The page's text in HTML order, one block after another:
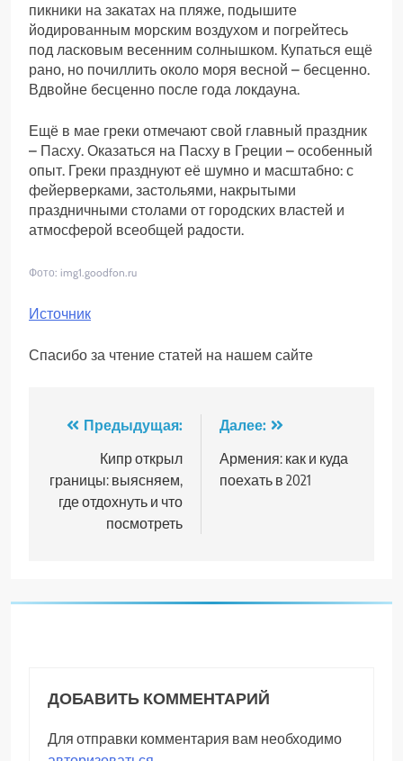
пикники на закатах на пляже, подышите
йодированным морским воздухом и погрейтесь
под ласковым весенним солнышком. Купаться ещё
рано, но почиллить около моря весной – бесценно.
Вдвойне бесценно после года локдауна.
Ещё в мае греки отмечают свой главный праздник
– Пасху. Оказаться на Пасху в Греции – особенный
опыт. Греки празднуют её шумно и масштабно: с
фейерверками, застольями, накрытыми
праздничными столами от городских властей и
атмосферой всеобщей радости.
Фото: img1.goodfon.ru
Источник
Спасибо за чтение статей на нашем сайте
Навигация
записям
Предыдущая:
Кипр открыл
границы: выясняем,
где отдохнуть и что
посмотреть
Далее:
Армения: как и куда
поехать в 2021
ДОБАВИТЬ КОММЕНТАРИЙ
Для отправки комментария вам необходимо